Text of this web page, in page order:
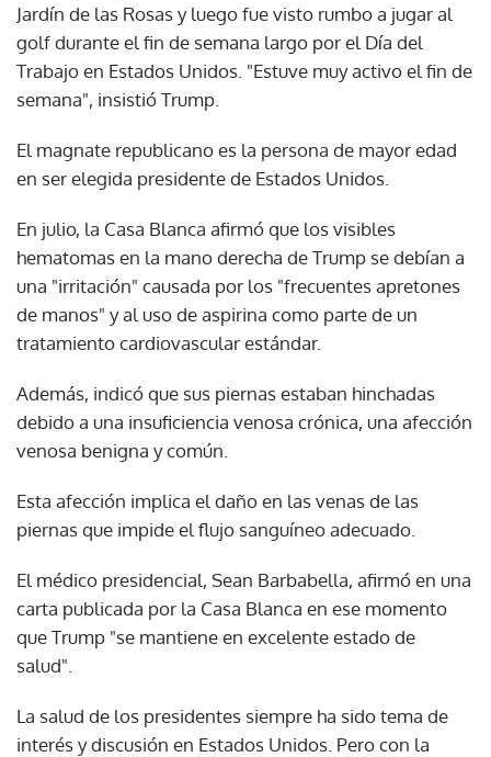
Jardín de las Rosas y luego fue visto rumbo a jugar al
golf durante el fin de semana largo por el Día del
Trabajo en Estados Unidos. "Estuve muy activo el fin de
semana", insistió Trump.
El magnate republicano es la persona de mayor edad
en ser elegida presidente de Estados Unidos.
En julio, la Casa Blanca afirmó que los visibles
hematomas en la mano derecha de Trump se debían a
una "irritación" causada por los "frecuentes apretones
de manos" y al uso de aspirina como parte de un
tratamiento cardiovascular estándar.
Además, indicó que sus piernas estaban hinchadas
debido a una insuficiencia venosa crónica, una afección
venosa benigna y común.
Esta afección implica el daño en las venas de las
piernas que impide el flujo sanguíneo adecuado.
El médico presidencial, Sean Barbabella, afirmó en una
carta publicada por la Casa Blanca en ese momento
que Trump "se mantiene en excelente estado de
salud".
La salud de los presidentes siempre ha sido tema de
interés y discusión en Estados Unidos. Pero con la